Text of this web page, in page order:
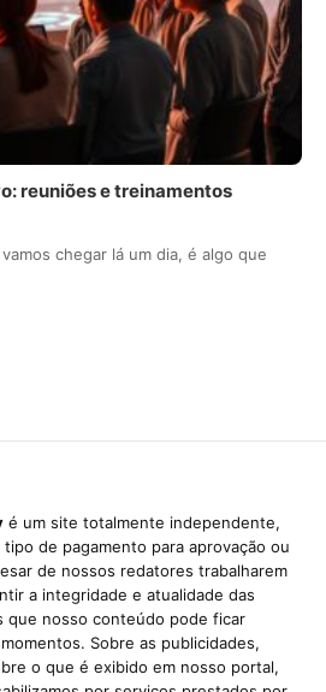
reuniões e treinamentos
chegar lá um dia, é algo que
é um site totalmente independente,
de pagamento para aprovação ou
de nossos redatores trabalharem
a integridade e atualidade das
que nosso conteúdo pode ficar
Sobre as publicidades,
o que é exibido em nosso portal,